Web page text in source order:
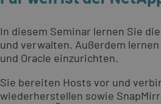
In diesem Seminar lernen Sie
und verwalten. Außerdem
und Oracle einzurichten.
Sie bereiten Hosts vor und
wiederherstellen sowie